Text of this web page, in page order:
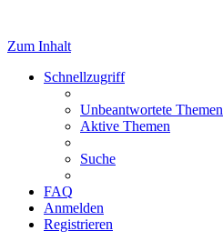
Zum Inhalt
Schnellzugriff
Unbeantwortete Themen
Aktive Themen
Suche
FAQ
Anmelden
Registrieren